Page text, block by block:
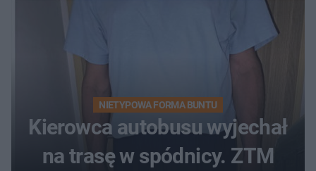
NIETYPOWA FORMA BUNTU
Kierowca autobusu wyjechał
na trasę w spódnicy. ZTM